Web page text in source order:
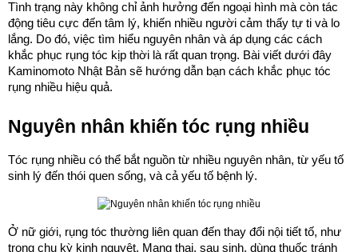
Tình trạng này không chỉ ảnh hưởng đến ngoại hình mà còn tác
động tiêu cực đến tâm lý, khiến nhiều người cảm thấy tự ti và lo
lắng. Do đó, việc tìm hiểu nguyên nhân và áp dụng các cách
khắc phục rụng tóc kịp thời là rất quan trọng. Bài viết dưới đây
Kaminomoto Nhật Bản sẽ hướng dẫn bạn cách khắc phục tóc
rụng nhiều hiệu quả.
Nguyên nhân khiến tóc rụng nhiều
Tóc rụng nhiều có thể bắt nguồn từ nhiều nguyên nhân, từ yếu tố
sinh lý đến thói quen sống, và cả yếu tố bệnh lý.
Ở nữ giới, rụng tóc thường liên quan đến thay đổi nội tiết tố, như
trong chu kỳ kinh nguyệt. Mang thai, sau sinh, dùng thuốc tránh